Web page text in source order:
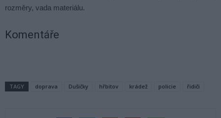
rozměry, vada materiálu.
Komentáře
TAGY doprava Dušičky hřbitov krádež policie řidiči